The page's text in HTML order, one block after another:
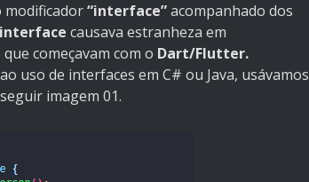
modificador“interface”acompanhado dos
interface causava estranheza em
começavam com o Dart/Flutter.
uso de interfaces em C# ou Java, usávamos
imagem 01.